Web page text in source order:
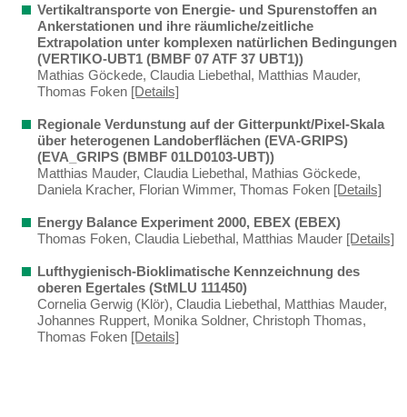
Vertikaltransporte von Energie- und Spurenstoffen an
Ankerstationen und ihre räumliche/zeitliche
Extrapolation unter komplexen natürlichen Bedingungen
(VERTIKO-UBT1 (BMBF 07 ATF 37 UBT1))
Mathias Göckede, Claudia Liebethal, Matthias Mauder,
Thomas Foken [Details]
Regionale Verdunstung auf der Gitterpunkt/Pixel-Skala
über heterogenen Landoberflächen (EVA-GRIPS)
(EVA_GRIPS (BMBF 01LD0103-UBT))
Matthias Mauder, Claudia Liebethal, Mathias Göckede,
Daniela Kracher, Florian Wimmer, Thomas Foken [Details]
Energy Balance Experiment 2000, EBEX (EBEX)
Thomas Foken, Claudia Liebethal, Matthias Mauder [Details]
Lufthygienisch-Bioklimatische Kennzeichnung des
oberen Egertales (StMLU 111450)
Cornelia Gerwig (Klör), Claudia Liebethal, Matthias Mauder,
Johannes Ruppert, Monika Soldner, Christoph Thomas,
Thomas Foken [Details]